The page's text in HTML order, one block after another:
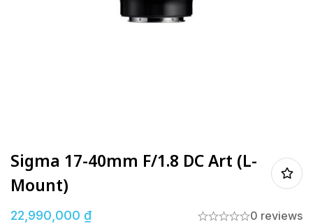
Sigma 17-40mm F/1.8 DC Art (L-
Mount)
22,990,000 ₫ 0 reviews